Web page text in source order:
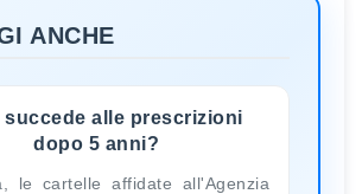
ANCHE
succede alle prescrizioni
dopo 5 anni?
le cartelle affidate all'Agenzia